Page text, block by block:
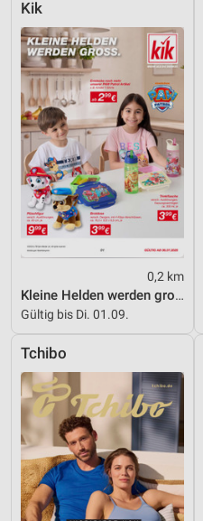
Kik
0,2 km
Kleine Helden werden gross
Gültig bis Di. 01.09.
Tchibo